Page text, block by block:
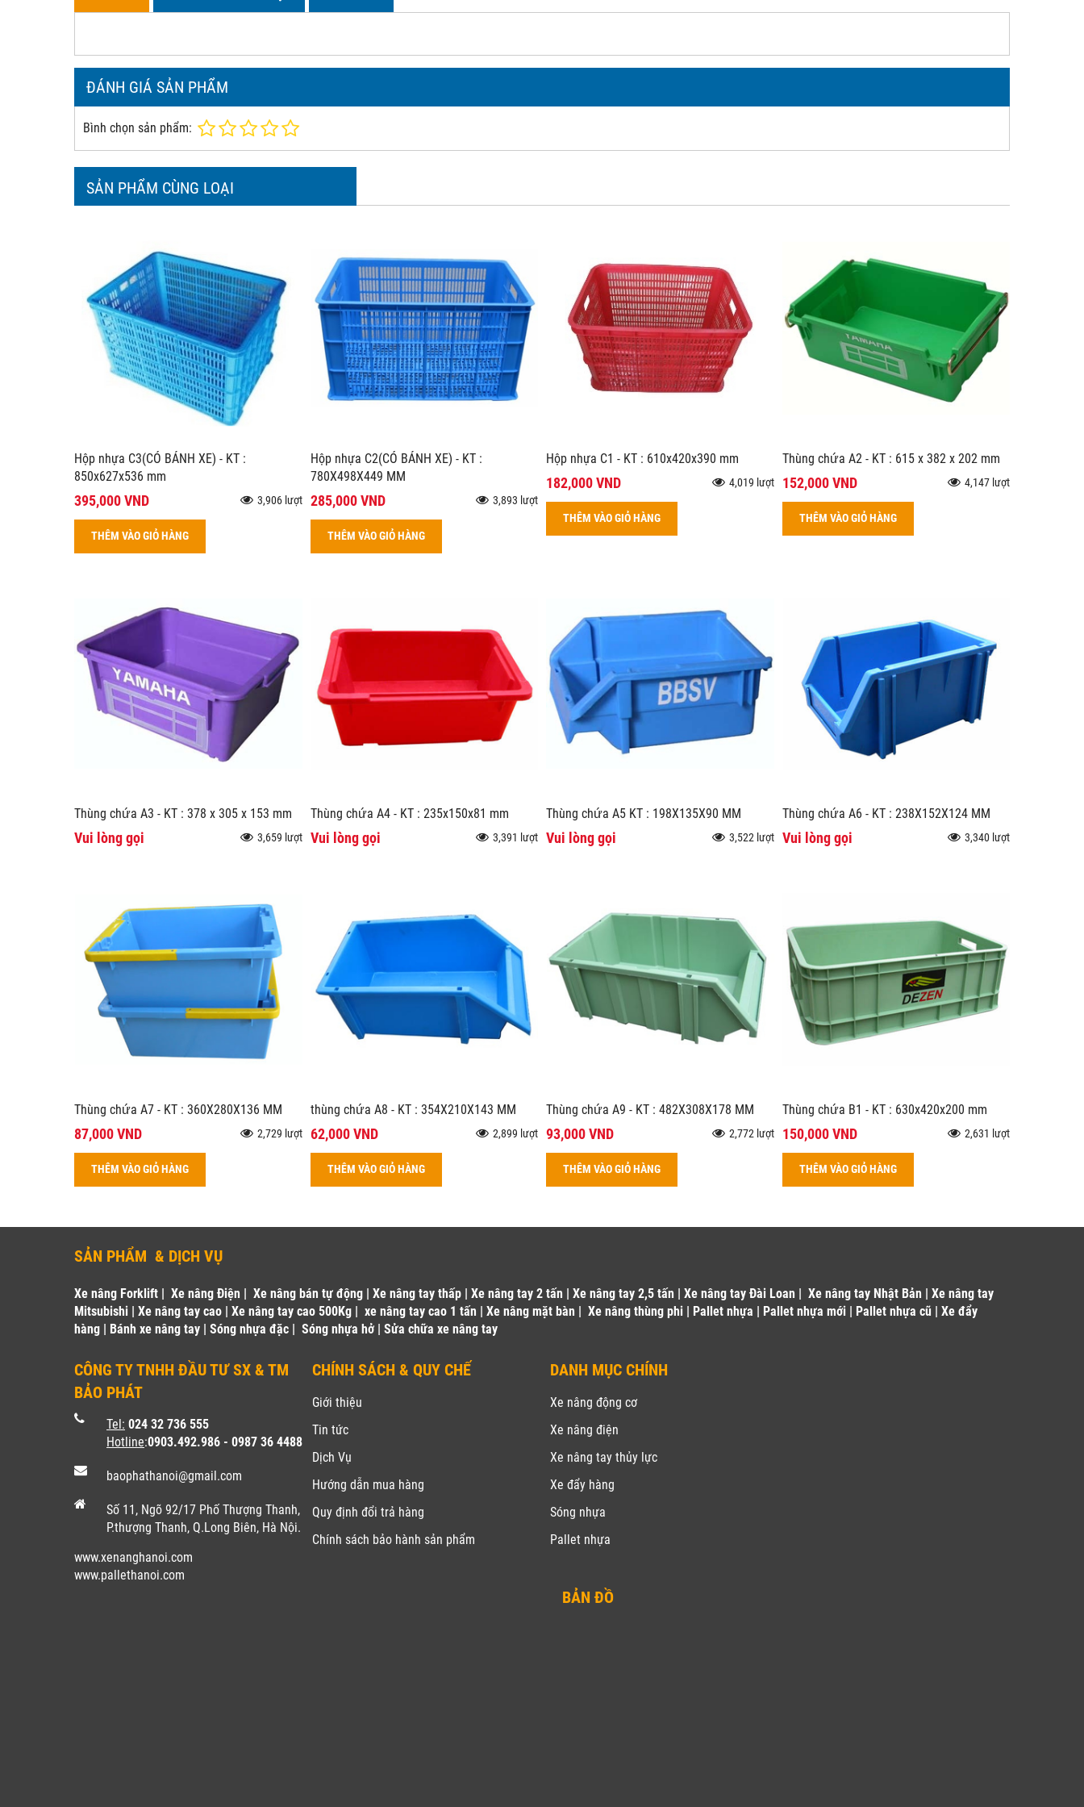
ĐÁNH GIÁ SẢN PHẨM
Bình chọn sản phẩm:
SẢN PHẨM CÙNG LOẠI
Hộp nhựa C3(CÓ BÁNH XE) - KT :
850x627x536 mm
395,000 VND 3,906 lượt
THÊM VÀO GIỎ HÀNG
Hộp nhựa C2(CÓ BÁNH XE) - KT :
780X498X449 MM
285,000 VND 3,893 lượt
THÊM VÀO GIỎ HÀNG
Hộp nhựa C1 - KT : 610x420x390 mm
182,000 VND 4,019 lượt
THÊM VÀO GIỎ HÀNG
Thùng chứa A2 - KT : 615 x 382 x 202 mm
152,000 VND 4,147 lượt
THÊM VÀO GIỎ HÀNG
Thùng chứa A3 - KT : 378 x 305 x 153 mm
Vui lòng gọi 3,659 lượt
Thùng chứa A4 - KT : 235x150x81 mm
Vui lòng gọi 3,391 lượt
Thùng chứa A5 KT : 198X135X90 MM
Vui lòng gọi 3,522 lượt
Thùng chứa A6 - KT : 238X152X124 MM
Vui lòng gọi 3,340 lượt
Thùng chứa A7 - KT : 360X280X136 MM
87,000 VND 2,729 lượt
THÊM VÀO GIỎ HÀNG
thùng chứa A8 - KT : 354X210X143 MM
62,000 VND 2,899 lượt
THÊM VÀO GIỎ HÀNG
Thùng chứa A9 - KT : 482X308X178 MM
93,000 VND 2,772 lượt
THÊM VÀO GIỎ HÀNG
Thùng chứa B1 - KT : 630x420x200 mm
150,000 VND 2,631 lượt
THÊM VÀO GIỎ HÀNG
SẢN PHẨM & DỊCH VỤ
Xe nâng Forklift | Xe nâng Điện | Xe nâng bán tự động | Xe nâng tay thấp | Xe nâng tay 2 tấn | Xe nâng tay 2,5 tấn | Xe nâng tay Đài Loan | Xe nâng tay Nhật Bản | Xe nâng tay
Mitsubishi | Xe nâng tay cao | Xe nâng tay cao 500Kg | xe nâng tay cao 1 tấn | Xe nâng mặt bàn | Xe nâng thùng phi | Pallet nhựa | Pallet nhựa mới | Pallet nhựa cũ | Xe đẩy
hàng | Bánh xe nâng tay | Sóng nhựa đặc | Sóng nhựa hở | Sửa chữa xe nâng tay
CÔNG TY TNHH ĐẦU TƯ SX & TM
BẢO PHÁT
Tel: 024 32 736 555
Hotline:0903.492.986 - 0987 36 4488
baophathanoi@gmail.com
Số 11, Ngõ 92/17 Phố Thượng Thanh,
P.thượng Thanh, Q.Long Biên, Hà Nội.
www.xenanghanoi.com
www.pallethanoi.com
CHÍNH SÁCH & QUY CHẾ
Giới thiệu
Tin tức
Dịch Vụ
Hướng dẫn mua hàng
Quy định đổi trả hàng
Chính sách bảo hành sản phẩm
DANH MỤC CHÍNH
Xe nâng động cơ
Xe nâng điện
Xe nâng tay thủy lực
Xe đẩy hàng
Sóng nhựa
Pallet nhựa
BẢN ĐỒ